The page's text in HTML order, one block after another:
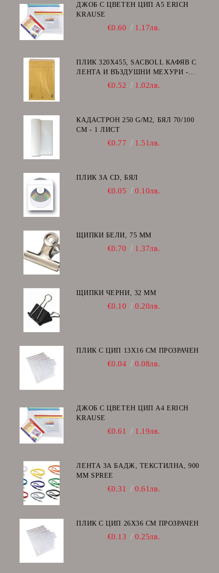
ДЖОБ С ЦВЕТЕН ЦИП A5 ERICH
KRAUSE
€0.60 1.17лв.
ПЛИК 320Х455, SACBOLL КАФЯВ С
ЛЕНТА И ВЪЗДУШНИ МЕХУРИ -
€0.52 1.02лв.
КАДАСТРОН 250 G/M2, БЯЛ 70/100
СМ - 1 ЛИСТ
€0.77 1.51лв.
ПЛИК ЗА CD, БЯЛ
€0.05 0.10лв.
ЩИПКИ БЕЛИ, 75 ММ
€0.70 1.37лв.
ЩИПКИ ЧЕРНИ, 32 ММ
€0.10 0.20лв.
ПЛИК С ЦИП 13X16 CM ПРОЗРАЧЕН
€0.04 0.08лв.
ДЖОБ С ЦВЕТЕН ЦИП А4 ERICH
KRAUSE
€0.61 1.19лв.
ЛЕНТА ЗА БАДЖ, ТЕКСТИЛНА, 900
ММ SPREE
€0.31 0.61лв.
ПЛИК С ЦИП 26X36 CM ПРОЗРАЧЕН
€0.13 0.25лв.